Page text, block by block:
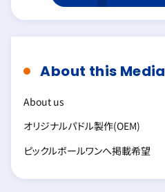
About this Media
About us
オリジナルパドル製作(OEM)
ピックルボールワンへ掲載希望